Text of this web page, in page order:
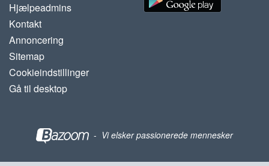
Hjælpeadmins
Kontakt
Annoncering
Sitemap
Cookieindstillinger
Gå til desktop
- Vi elsker passionerede mennesker